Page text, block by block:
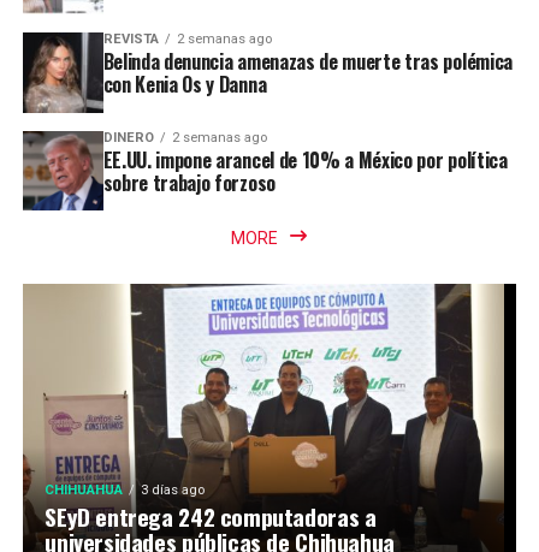
REVISTA 2 semanas ago
Belinda denuncia amenazas de muerte tras polémica
con Kenia Os y Danna
DINERO 2 semanas ago
EE.UU. impone arancel de 10% a México por política
sobre trabajo forzoso
MORE
CHIHUAHUA 3 días ago
SEyD entrega 242 computadoras a
universidades públicas de Chihuahua